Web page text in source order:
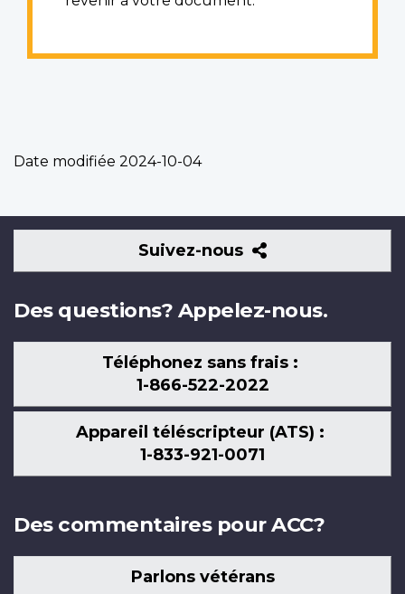
Date modifiée 2024-10-04
Suivez-nous
Suivez-
nous
Des questions? Appelez-nous.
Téléphonez sans frais :
1-866-522-2022
Appareil téléscripteur (ATS) :
1-833-921-0071
Des commentaires pour ACC?
Parlons vétérans